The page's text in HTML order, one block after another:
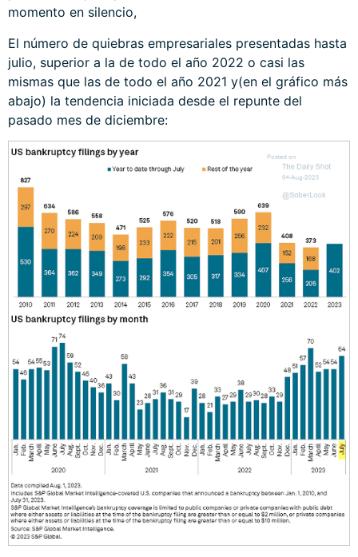
momento en silencio,
El número de quiebras empresariales presentadas hasta
julio, superior a la de todo el año 2022 o casi las
mismas que las de todo el año 2021 y(en el gráfico más
abajo) la tendencia iniciada desde el repunte del
pasado mes de diciembre: